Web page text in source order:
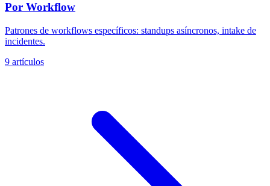
Por Workflow
Patrones de workflows específicos: standups asíncronos, intake de
incidentes.
9 artículos